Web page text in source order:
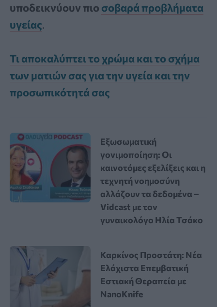
υποδεικνύουν πιο σοβαρά προβλήματα
υγείας.
Τι αποκαλύπτει το χρώμα και το σχήμα
των ματιών σας για την υγεία και την
προσωπικότητά σας
Εξωσωματική
γονιμοποίηση: Οι
καινοτόμες εξελίξεις και η
τεχνητή νοημοσύνη
αλλάζουν τα δεδομένα –
Vidcast με τον
γυναικολόγο Ηλία Τσάκο
Καρκίνος Προστάτη: Νέα
Ελάχιστα Επεμβατική
Εστιακή Θεραπεία με
NanoKnife